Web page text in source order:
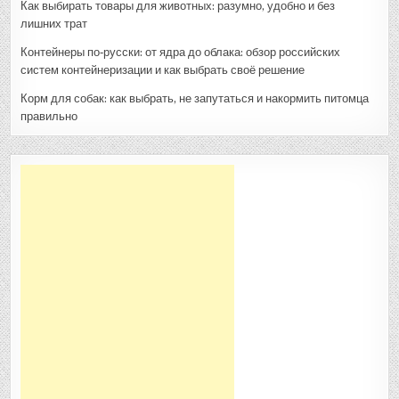
Как выбирать товары для животных: разумно, удобно и без
лишних трат
Контейнеры по‑русски: от ядра до облака: обзор российских
систем контейнеризации и как выбрать своё решение
Корм для собак: как выбрать, не запутаться и накормить питомца
правильно